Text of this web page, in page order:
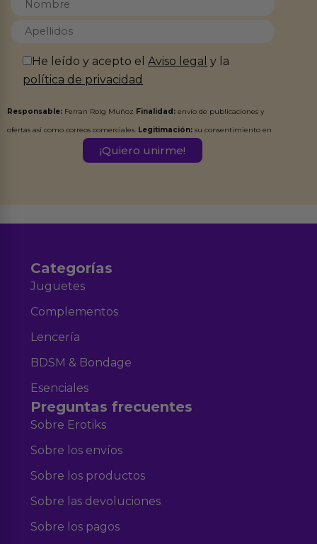
He leído y acepto elAviso legal y la
política de privacidad
Responsable: Ferran Roig Muñoz Finalidad: envío de publicaciones y
ofertas así como correos comerciales. Legitimación: su consentimiento en
Destinatarios:Ferran Roig Muñoz. Podrás ejercer tus
Categorías
Juguetes
Complementos
Lencería
BDSM & Bondage
Esenciales
Preguntas frecuentes
Sobre Erotiks
Sobre los envíos
Sobre los productos
Sobre las devoluciones
Sobre los pagos